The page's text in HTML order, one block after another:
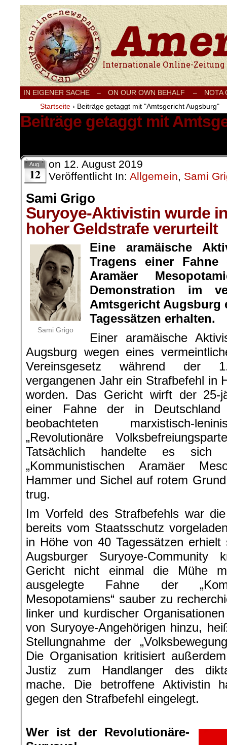
Internationale Onlinezeitung für Frieden,
IN EIGENER SACHE – ON OUR OWN BEHALF –
NOTA
Startseite › Beiträge getaggt mit "Amtsgericht Augsburg"
Beiträge getaggt mit
Aug.
12
on 12. August 2019
Veröffentlicht In: Allgemein, Sami
Sami Grigo
Suryoye-Aktivistin wurde
hoher Geldstrafe verurteilt
Sami Grigo
Eine aramäische
Tragens einer Fahne
Aramäer
Demonstration im
Amtsgericht Augsburg
Tagessätzen erhalten.
Einer aramäische
Augsburg wegen eines
Vereinsgesetz während der
vergangenen Jahr ein Strafbefehl in
worden. Das Gericht wirft der 25-
einer Fahne der in Deutschland
beobachteten marxistisch-
„Revolutionäre
Tatsächlich handelte es
„Kommunistischen Aramäer
Hammer und Sichel auf rotem
trug.
Im Vorfeld des Strafbefehls war
bereits vom Staatsschutz
in Höhe von 40 Tagessätzen
Augsburger Suryoye-
Gericht nicht einmal die Mühe
ausgelegte Fahne der
Mesopotamiens“ sauber zu
linker und kurdischer
von Suryoye-Angehörigen hinzu,
Stellungnahme der
Die Organisation kritisiert
Justiz zum Handlanger des
mache. Die betroffene Aktivistin
gegen den Strafbefehl eingelegt.
Wer ist der Revolutionäre-